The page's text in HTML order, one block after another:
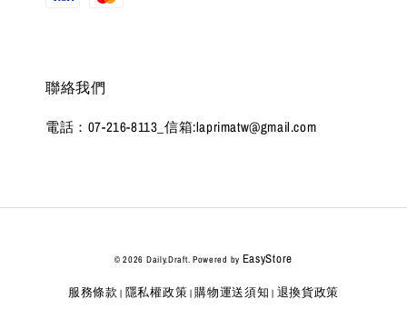
聯絡我們
電話：07-216-8113_信箱:laprimatw@gmail.com
© 2026 Daily.Draft. Powered by EasyStore
服務條款 | 隱私權政策 |購物運送須知 | 退換貨政策